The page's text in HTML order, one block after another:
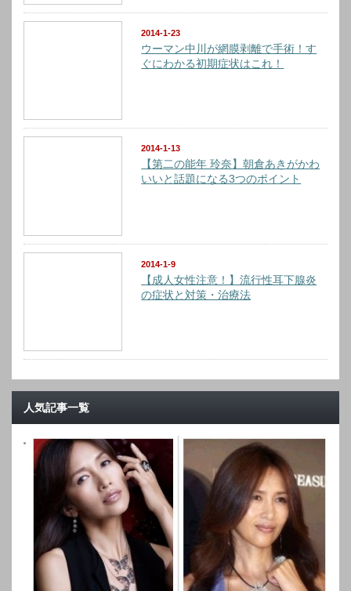
2014-1-23
ウーマン中川が網膜剥離で手術！す
ぐにわかる初期症状はこれ！
2014-1-13
【第二の能年 玲奈】朝倉あきがかわ
いいと話題になる3つのポイント
2014-1-9
【成人女性注意！】流行性耳下腺炎
の症状と対策・治療法
人気記事一覧